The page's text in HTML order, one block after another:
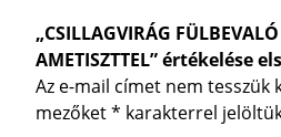
„CSILLAGVIRÁG
AMETISZTTEL” értékelése
Az e-mail címet nem tesszük
mezőket* karakterrel